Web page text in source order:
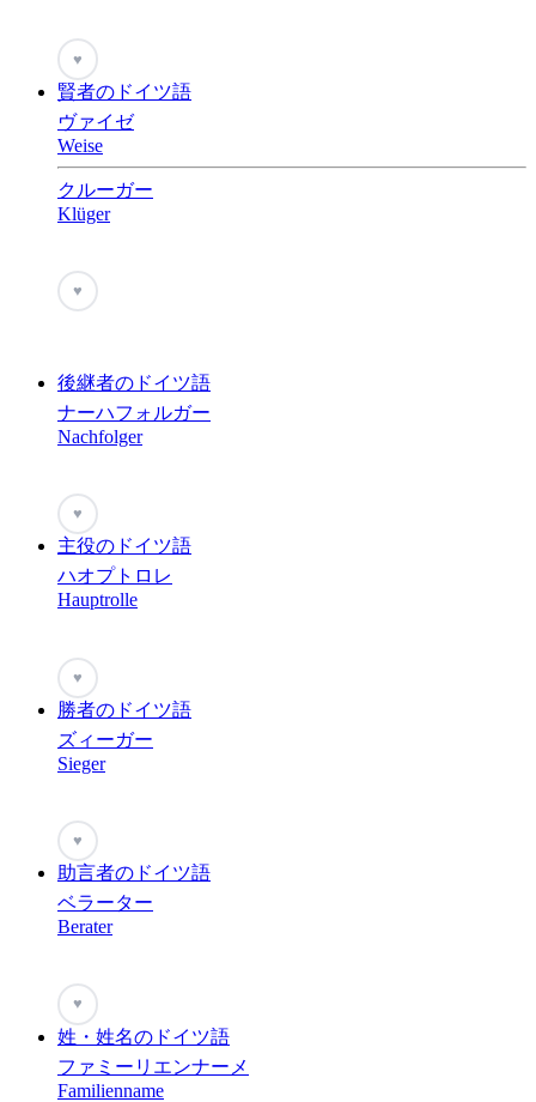
♥
賢者のドイツ語
ヴァイゼ
Weise
クルーガー
Klüger
♥
後継者のドイツ語
ナーハフォルガー
Nachfolger
♥
主役のドイツ語
ハオプトロレ
Hauptrolle
♥
勝者のドイツ語
ズィーガー
Sieger
♥
助言者のドイツ語
ベラーター
Berater
♥
姓・姓名のドイツ語
ファミーリエンナーメ
Familienname